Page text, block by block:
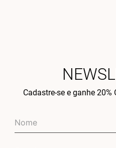
Cadastre-se e ganhe